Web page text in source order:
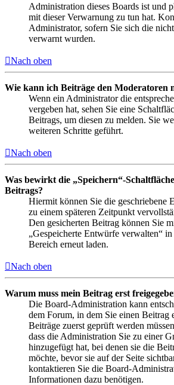
Administration dieses Boards ist und
mit dieser Verwarnung zu tun hat.
Administrator, sofern Sie sich die
verwarnt wurden.
Nach oben
Wie kann ich Beiträge den Moderatoren
Wenn ein Administrator die
vergeben hat, sehen Sie eine
Beitrags, um diesen zu melden. Sie
weiteren Schritte geführt.
Nach oben
Was bewirkt die „Speichern“-
Beitrags?
Hiermit können Sie die geschriebene
zu einem späteren Zeitpunkt
Den gesicherten Beitrag können Sie
„Gespeicherte Entwürfe verwalten“
Bereich erneut laden.
Nach oben
Warum muss mein Beitrag erst
Die Board-Administration kann
dem Forum, in dem Sie einen Beitrag
Beiträge zuerst geprüft werden
dass die Administration Sie zu einer
hinzugefügt hat, bei denen sie die
möchte, bevor sie auf der Seite
kontaktieren Sie die Board-
Informationen dazu benötigen.